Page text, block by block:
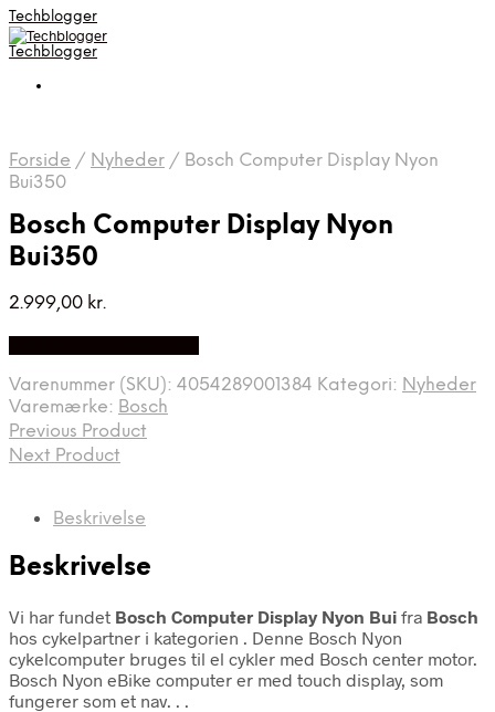
Techblogger
Techblogger
Forside / Nyheder / Bosch Computer Display Nyon
Bui350
Bosch Computer Display Nyon
Bui350
2.999,00 kr.
Varenummer (SKU): 4054289001384 Kategori: Nyheder
Varemærke: Bosch
Previous Product
Next Product
Beskrivelse
Beskrivelse
Vi har fundet Bosch Computer Display Nyon Bui fra Bosch
hos cykelpartner i kategorien . Denne Bosch Nyon
cykelcomputer bruges til el cykler med Bosch center motor.
Bosch Nyon eBike computer er med touch display, som
fungerer som et nav. . .